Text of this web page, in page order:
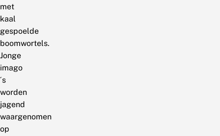
met
kaal
gespoelde
boomwortels.
Jonge
imago
´s
worden
jagend
waargenomen
op